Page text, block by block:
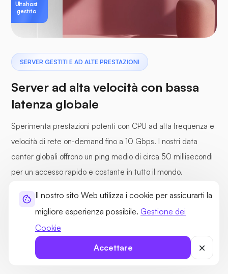
Il nostro sito Web utilizza i cookie per assicurarti la
migliore esperienza possibile. Gestione dei
Cookie
Accettare
SERVER GESTITI E AD ALTE PRESTAZIONI
Server ad alta velocità con bassa
latenza globale
Sperimenta prestazioni potenti con CPU ad alta frequenza e
velocità di rete on-demand fino a 10 Gbps. I nostri data
center globali offrono un ping medio di circa 50 millisecondi
per un accesso rapido e costante in tutto il mondo.
Canali I/O dedicati
Uplink di rete da 100 Gbps
Ultahost
gestito